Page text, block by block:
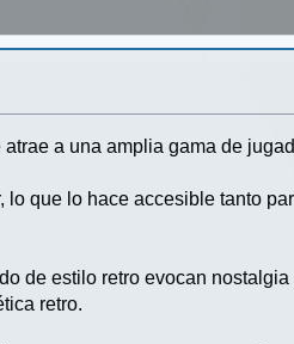
a una amplia gama de
que lo hace accesible tanto
de estilo retro evocan
retro.